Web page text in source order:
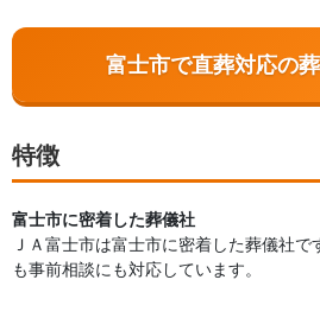
富士市で直葬対応の
特徴
富士市に密着した葬儀社
ＪＡ富士市は富士市に密着した葬儀社で
も事前相談にも対応しています。